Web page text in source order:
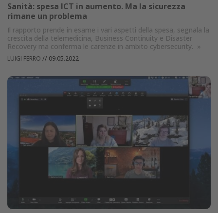
Sanità: spesa ICT in aumento. Ma la sicurezza
rimane un problema
Il rapporto prende in esame i vari aspetti della spesa, segnala la
crescita della telemedicina, Business Continuity e Disaster
Recovery ma conferma le carenze in ambito cybersecurity. »
LUIGI FERRO // 09.05.2022